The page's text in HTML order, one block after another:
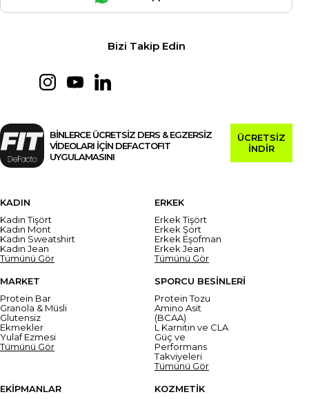
Bizi Takip Edin
BİNLERCE ÜCRETSİZ DERS & EGZERSİZ
VİDEOLARI İÇİN DEFACTOFIT
UYGULAMASINI
ÜCRETSİZ
İNDİR
KADIN
Kadın Tişört
Kadın Mont
Kadın Sweatshirt
Kadın Jean
Tümünü Gör
ERKEK
Erkek Tişört
Erkek Şort
Erkek Eşofman
Erkek Jean
Tümünü Gör
MARKET
Protein Bar
Granola & Müsli
Glutensiz
Ekmekler
Yulaf Ezmesi
Tümünü Gör
SPORCU BESİNLERİ
Protein Tozu
Amino Asit
(BCAA)
L Karnitin ve CLA
Güç ve
Performans
Takviyeleri
Tümünü Gör
EKİPMANLAR
KOZMETİK